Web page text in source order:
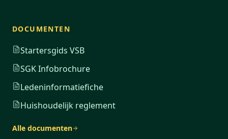
DOCUMENTEN
Startersgids VSB
SGK Infobrochure
Ledeninformatiefiche
Huishoudelijk reglement
Alle documenten